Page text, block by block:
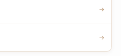
→
→